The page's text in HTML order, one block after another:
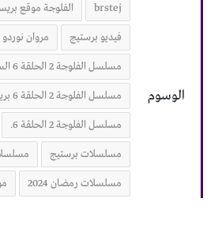
الوسوم
brstej الفلوجة موقع
فيديو برستيج مروان نوردو
مسلسل الفلوجة 2 الحلقة 6 السادسة
مسلسل الفلوجة 2 الحلقة 6 بريستيج
مسلسل الفلوجة 2 الحلقة 6.
مسلسلات برستيج
مسلسلات رمضان 2024